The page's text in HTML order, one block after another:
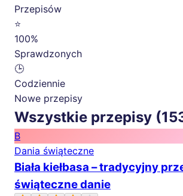
Przepisów
⭐
100%
Sprawdzonych
🕒
Codziennie
Nowe przepisy
Wszystkie przepisy
B
Dania świąteczne
Biała kiełbasa – tradycyjny
świąteczne danie